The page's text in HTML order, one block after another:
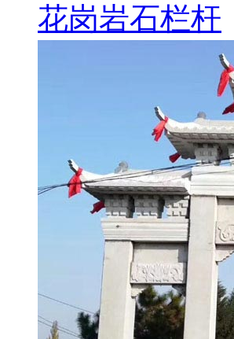
花岗岩石栏杆